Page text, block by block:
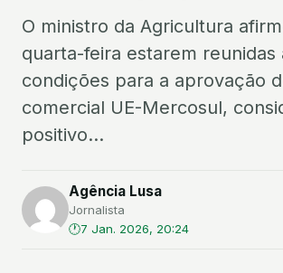
O ministro da Agricultura
quarta-feira estarem reunidas
condições para a aprovação
comercial UE-Mercosul,
positivo...
Agência Lusa
Jornalista
7 Jan. 2026, 20:24